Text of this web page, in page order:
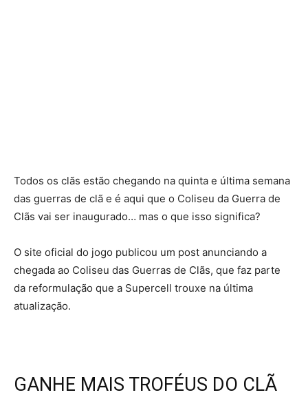
Todos os clãs estão chegando na quinta e última semana
das guerras de clã e é aqui que o Coliseu da Guerra de
Clãs vai ser inaugurado… mas o que isso significa?
O site oficial do jogo publicou um post anunciando a
chegada ao Coliseu das Guerras de Clãs, que faz parte
da reformulação que a Supercell trouxe na última
atualização.
GANHE MAIS TROFÉUS DO CLÃ